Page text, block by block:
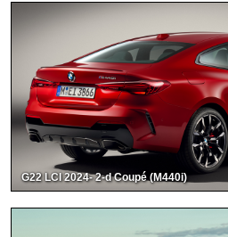
G22 LCI 2024- 2-d Coupé (M440i)